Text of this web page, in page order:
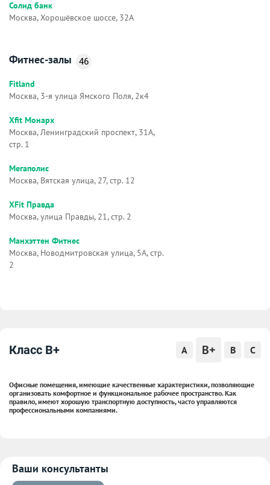
Солид банк
Москва, Хорошёвское шоссе, 32А
Фитнес-залы 46
Fitland
Москва, 3-я улица Ямского Поля, 2к4
Xfit Монарх
Москва, Ленинградский проспект, 31А,
стр. 1
Мегаполис
Москва, Вятская улица, 27, стр. 12
XFit Правда
Москва, улица Правды, 21, стр. 2
Манхэттен Фитнес
Москва, Новодмитровская улица, 5А, стр.
2
Класс B+ A B+ B C
Офисные помещения, имеющие качественные характеристики, позволяющие
организовать комфортное и функциональное рабочее пространство. Как
правило, имеют хорошую транспортную доступность, часто управляются
профессиональными компаниями.
Ваши консультанты